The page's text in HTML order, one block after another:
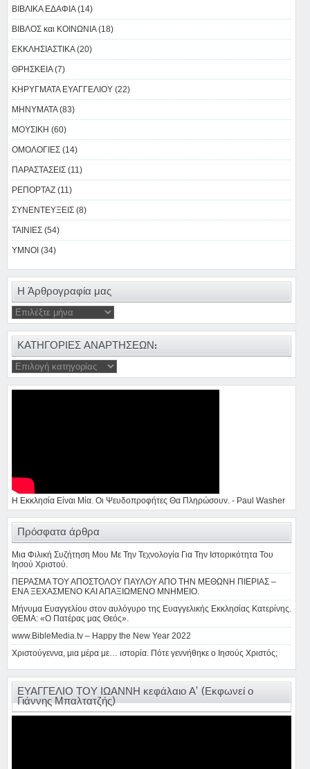
ΒΙΒΛΙΚΑ ΕΔΑΦΙΑ (14)
ΒΙΒΛΟΣ και ΚΟΙΝΩΝΙΑ (18)
ΕΚΚΛΗΣΙΑΣΤΙΚΑ (20)
ΘΡΗΣΚΕΙΑ (7)
ΚΗΡΥΓΜΑΤΑ ΕΥΑΓΓΕΛΙΟΥ (22)
ΜΗΝΥΜΑΤΑ (83)
ΜΟΥΣΙΚΗ (60)
ΟΜΟΛΟΓΙΕΣ (14)
ΠΑΡΑΣΤΑΣΕΙΣ (11)
ΡΕΠΟΡΤΑΖ (11)
ΣΥΝΕΝΤΕΥΞΕΙΣ (8)
ΤΑΙΝΙΕΣ (54)
ΥΜΝΟΙ (34)
Η Άρθρογραφία μας
ΚΑΤΗΓΟΡΙΕΣ ΑΝΑΡΤΗΣΕΩΝ:
Η Εκκλησία Είναι Μία. Οι Ψευδοπροφήτες Θα Πληρώσουν. - Paul Washer
Πρόσφατα άρθρα
Μια Φιλική Συζήτηση Μου Με Την Τεχνολογία Για Την Ιστορικότητα Του
Ιησού Χριστού.
ΠΕΡΑΣΜΑ ΤΟΥ ΑΠΟΣΤΟΛΟΥ ΠΑΥΛΟΥ ΑΠΟ ΤΗΝ ΜΕΘΩΝΗ ΠΙΕΡΙΑΣ –
ΕΝΑ ΞΕΧΑΣΜΕΝΟ ΚΑΙ ΑΠΑΞΙΩΜΕΝΟ ΜΝΗΜΕΙΟ.
Μήνυμα Ευαγγελίου στον αυλόγυρο της Ευαγγελικής Εκκλησίας Κατερίνης.
ΘΕΜΑ: «Ο Πατέρας μας Θεός».
www.BibleMedia.tv – Happy the New Year 2022
Χριστούγεννα, μια μέρα με… ιστορία. Πότε γεννήθηκε ο Ιησούς Χριστός;
ΕΥΑΓΓΕΛΙΟ ΤΟΥ ΙΩΑΝΝΗ κεφάλαιο Α’ (Εκφωνεί ο
Γιάννης Μπαλτατζής)